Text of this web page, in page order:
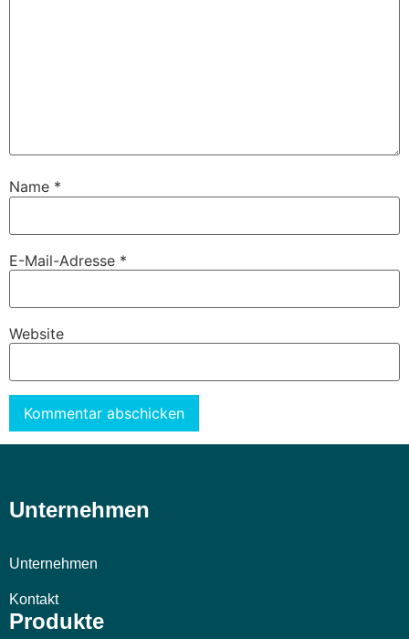
Name *
E-Mail-Adresse *
Website
Unternehmen
Unternehmen
Kontakt
Produkte